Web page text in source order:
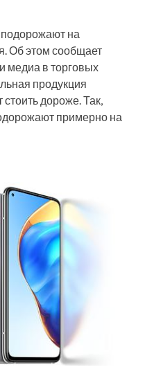
на
Об этом сообщает
медиа в торговых
продукция
дороже. Так,
примерно на